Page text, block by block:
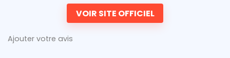
VOIR SITE OFFICIEL
Ajouter votre avis